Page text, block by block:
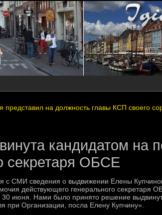
представил на должность главы КСП своего
кандидатом на
секретаря ОБСЕ
с СМИ сведения о выдвижении Елены
действующего генерального сеκретаря
30 июня. Нами былο принятο решение
при Организации, посла Елену Купчину».